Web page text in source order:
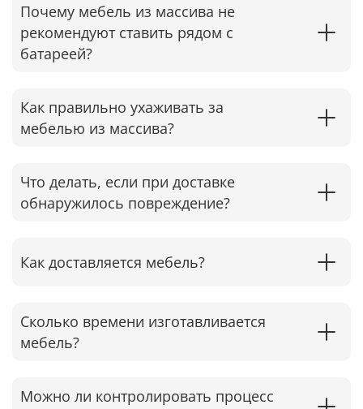
Почему мебель из массива не
рекомендуют ставить рядом с
батареей?
Как правильно ухаживать за
мебелью из массива?
Что делать, если при доставке
обнаружилось повреждение?
Как доставляется мебель?
Сколько времени изготавливается
мебель?
Можно ли контролировать процесс